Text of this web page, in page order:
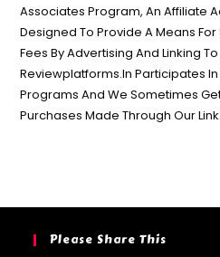
Associates Program, An Affiliate
Designed To Provide A Means
Fees By Advertising And Linking
Reviewplatforms.In Participates
Programs And We Sometimes
Purchases Made Through Our Link.
Please Share This